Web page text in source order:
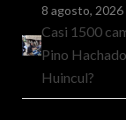
8 agosto, 2026
Casi 1500
Pino
Huincul?